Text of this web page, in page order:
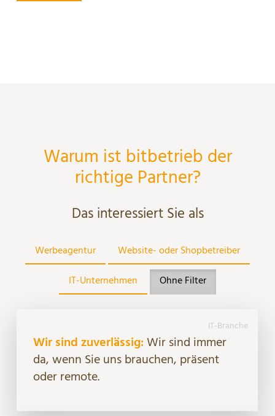
Warum ist bitbetrieb der
richtige Partner?
Das interessiert Sie als
Werbeagentur
Website- oder Shopbetreiber
IT-Unternehmen
Ohne Filter
IT-Branche
Wir sind zuverlässig:Wir sind immer
da, wenn Sie uns brauchen, präsent
oder remote.